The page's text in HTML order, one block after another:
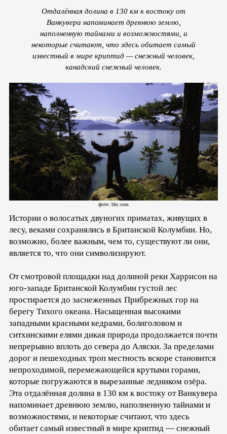
Отдалённая долина в 130 км к востоку от
Ванкувера напоминает древнюю землю,
наполненную тайнами и возможностями, и
некоторые считают, что здесь обитает самый
известный в мире криптид — снежный человек,
канадский снежный человек.
фото: bbc.com
Истории о волосатых двуногих приматах, живущих в
лесу, веками сохранялись в Британской Колумбии. Но,
возможно, более важным, чем то, существуют ли они,
является то, что они символизируют.
От смотровой площадки над долиной реки Харрисон на
юго-западе Британской Колумбии густой лес
простирается до заснеженных Прибрежных гор на
берегу Тихого океана. Насыщенная высокими
западными красными кедрами, болиголовом и
ситхинскими елями дикая природа продолжается почти
непрерывно вплоть до севера до Аляски. За пределами
дорог и пешеходных троп местность вскоре становится
непроходимой, перемежающейся крутыми горами,
которые погружаются в вырезанные ледником озёра.
Эта отдалённая долина в 130 км к востоку от Ванкувера
напоминает древнюю землю, наполненную тайнами и
возможностями, и некоторые считают, что здесь
обитает самый известный в мире криптид — снежный